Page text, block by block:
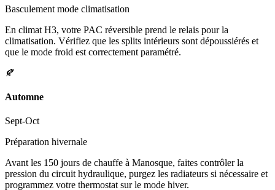
Basculement mode climatisation
En climat H3, votre PAC réversible prend le relais pour la
climatisation. Vérifiez que les splits intérieurs sont dépoussiérés et
que le mode froid est correctement paramétré.
🍂
Automne
Sept-Oct
Préparation hivernale
Avant les 150 jours de chauffe à Manosque, faites contrôler la
pression du circuit hydraulique, purgez les radiateurs si nécessaire et
programmez votre thermostat sur le mode hiver.